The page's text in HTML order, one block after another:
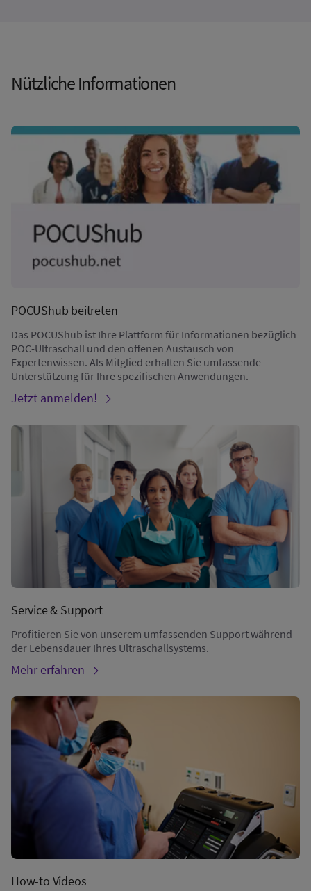
Nützliche Informationen
POCUShub beitreten
Das POCUShub ist Ihre Plattform für Informationen bezüglich
POC-Ultraschall und den offenen Austausch von
Expertenwissen. Als Mitglied erhalten Sie umfassende
Unterstützung für Ihre spezifischen Anwendungen.
Jetzt anmelden!
Service & Support
Profitieren Sie von unserem umfassenden Support während
der Lebensdauer Ihres Ultraschallsystems.
Mehr erfahren
How-to Videos